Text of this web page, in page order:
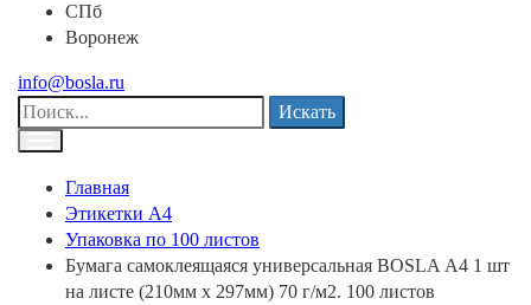
СПб
Воронеж
info@bosla.ru
Искать
Главная
Этикетки А4
Упаковка по 100 листов
Бумага самоклеящаяся универсальная BOSLA А4 1 шт
на листе (210мм х 297мм) 70 г/м2. 100 листов